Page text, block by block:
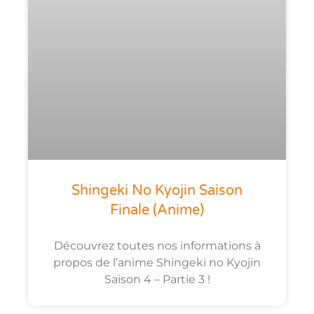
Shingeki No Kyojin Saison
Finale (anime)
Découvrez toutes nos informations à
propos de l’anime Shingeki no Kyojin
Saison 4 – Partie 3 !